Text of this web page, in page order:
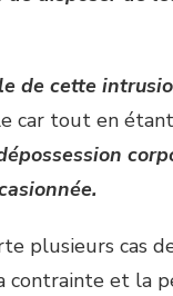
de cette
car tout en
plusieurs cas
contrainte et la